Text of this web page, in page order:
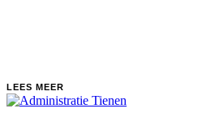
LEES MEER